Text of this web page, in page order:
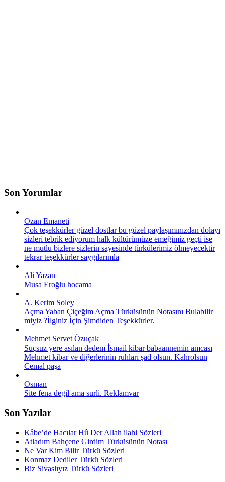
Son Yorumlar
Ozan Emaneti
Çok teşekkürler güzel dostlar bu güzel paylaşımınızdan dolayı
sizleri tebrik ediyorum halk kültürümüze emeğimiz geçti ise
ne mutlu bizlere sizlerin sayesinde türkülerimiz ölmeyecektir
tekrar teşekkürler saygılarımla
Ali Yazan
Musa Eroğlu hocama
A. Kerim Soley
Açma Yaban Çiçeğim Açma Türküsünün Notasını Bulabilir
miyiz ?İlginiz İçin Şimdiden Teşekkürler.
Mehmet Servet Özuçak
Suçsuz yere asılan dedem İsmail kibar babaannemin amcası
Mehmet kibar ve diğerlerinin ruhları şad olsun. Kahrolsun
Cemal paşa
Osman
Site fena degil ama surli. Reklamvar
Son Yazılar
Kâbe’de Hacılar Hû Der Allah ilahi Sözleri
Atladım Bahçene Girdim Türküsünün Notası
Ne Var Kim Bilir Türkü Sözleri
Konmaz Dediler Türkü Sözleri
Biz Sivaslıyız Türkü Sözleri